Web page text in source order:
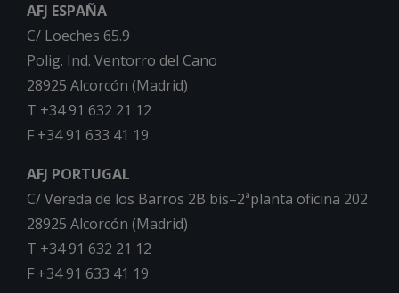
AFJ ESPAÑA
C/ Loeches 65.9
Polig. Ind. Ventorro del Cano
28925 Alcorcón (Madrid)
T +34 91 632 21 12
F +34 91 633 41 19
AFJ PORTUGAL
C/ Vereda de los Barros 2B bis–2ªplanta oficina 202
28925 Alcorcón (Madrid)
T +34 91 632 21 12
F +34 91 633 41 19